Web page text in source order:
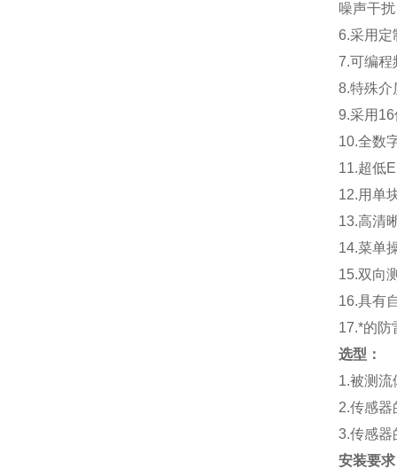
噪声干
6.采用定
7.可编程
8.特殊介
9.采用
10.全数
11.超低
12.用单
13.高清
14.菜单
15.双向
16.具有
17.*的防
选型：
1.被测流
2.传感器
3.传感器
安装要